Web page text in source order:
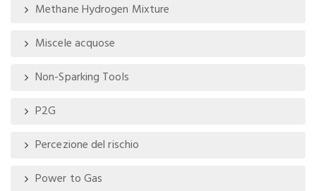
Methane Hydrogen Mixture
Miscele acquose
Non-Sparking Tools
P2G
Percezione del rischio
Power to Gas